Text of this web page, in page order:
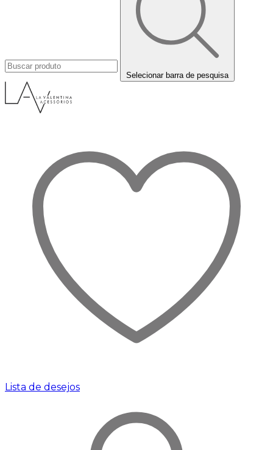
Selecionar barra de pesquisa
Lista de desejos